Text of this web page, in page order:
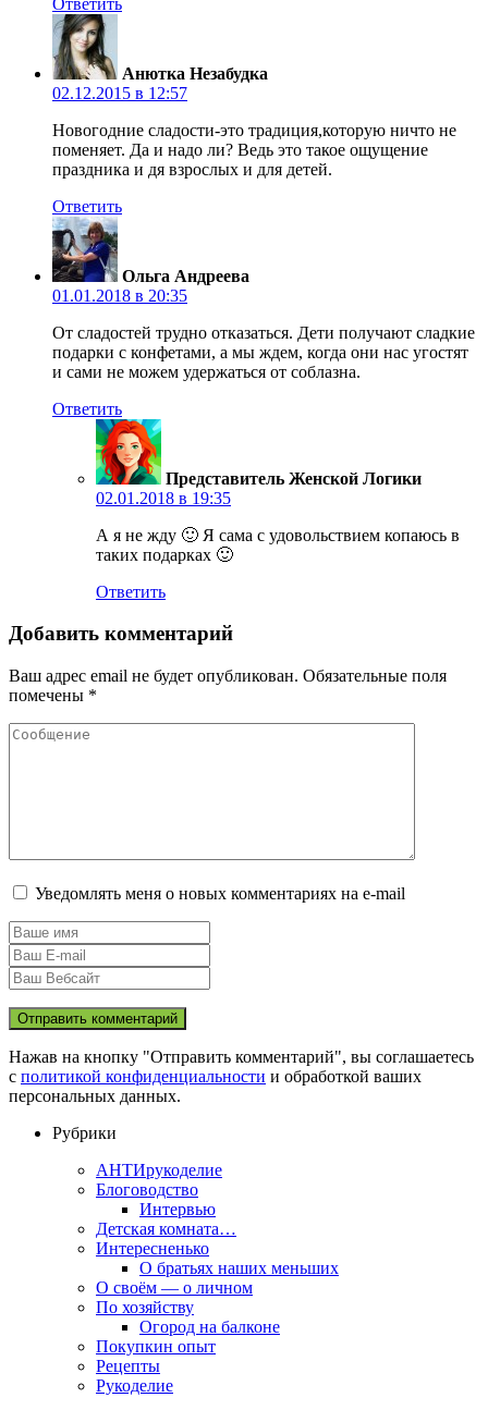
Анютка Незабудка
02.12.2015 в 12:57
Новогодние сладости-это традиция,которую ничто не
поменяет. Да и надо ли? Ведь это такое ощущение
праздника и дя взрослых и для детей.
Ответить
Ольга Андреева
01.01.2018 в 20:35
От сладостей трудно отказаться. Дети получают сладкие
подарки с конфетами, а мы ждем, когда они нас угостят
и сами не можем удержаться от соблазна.
Ответить
Представитель Женской Логики
02.01.2018 в 19:35
А я не жду 🙂 Я сама с удовольствием копаюсь в
таких подарках 🙂
Ответить
Добавить комментарий
Ваш адрес email не будет опубликован. Обязательные поля
помечены *
Уведомлять меня о новых комментариях на e-mail
Нажав на кнопку "Отправить комментарий", вы соглашаетесь
с политикой конфиденциальности и обработкой ваших
персональных данных.
Рубрики
АНТИрукоделие
Блоговодство
Интервью
Детская комната…
Интересненько
О братьях наших меньших
О своём — о личном
По хозяйству
Огород на балконе
Покупкин опыт
Рецепты
Рукоделие